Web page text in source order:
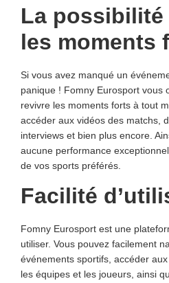
La possibilité
les moments
Si vous avez manqué un
panique ! Fomny Eurosport vous
revivre les moments forts à tout
accéder aux vidéos des matchs,
interviews et bien plus encore.
aucune performance
de vos sports préférés.
Facilité
Fomny Eurosport est une
utiliser. Vous pouvez facilement
événements sportifs, accéder
les équipes et les joueurs, ainsi